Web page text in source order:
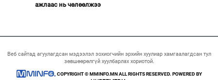
ажлаас нь чөлөөлжээ
Веб сайтад агуулагдсан мэдээлэл зохиогчийн эрхийн хуулиар хамгаалагдсан тул
зөвшөөрөлгүй хуулбарлах хориотой.
COPYRIGHT © MMINFO.MN ALL RIGHTS RESERVED. POWERED BY